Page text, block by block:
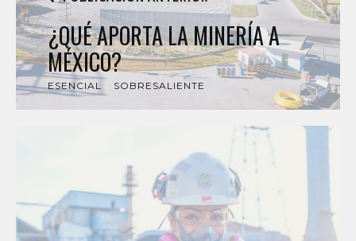
¿QUÉ APORTA LA MINERÍA A
MÉXICO?
ESENCIAL SOBRESALIENTE